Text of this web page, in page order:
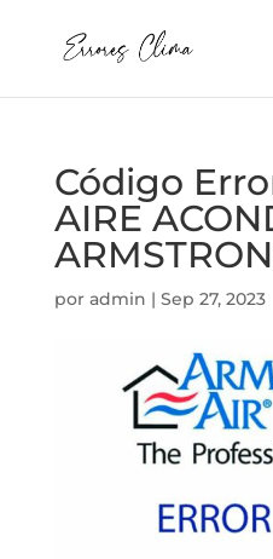
Código
AIRE
por admin | Sep 27, 2023